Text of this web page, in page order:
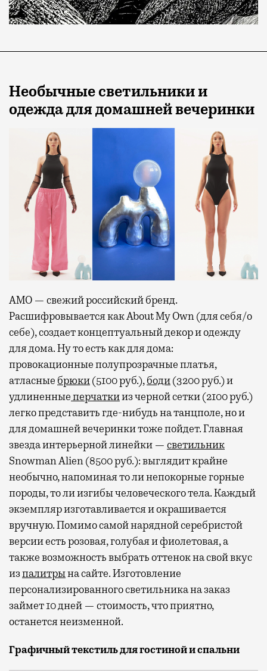
Необычные светильники и
одежда для домашней вечеринки
АМО — свежий российский бренд.
Расшифровывается как About My Own (для себя/о
себе), создает концептуальный декор и одежду
для дома. Ну то есть как для дома:
провокационные полупрозрачные платья,
атласные брюки(5100 руб.),боди(3200 руб.) и
удлиненныеперчаткииз черной сетки (2100 руб.)
легко представить где-нибудь на танцполе, но и
для домашней вечеринки тоже пойдет. Главная
звезда интерьерной линейки — светильник
Snowman Alien (8500 руб.): выглядит крайне
необычно, напоминая то ли непокорные горные
породы, то ли изгибы человеческого тела. Каждый
экземпляр изготавливается и окрашивается
вручную. Помимо самой нарядной серебристой
версии есть розовая, голубая и фиолетовая, а
также возможность выбрать оттенок на свой вкус
изпалитрына сайте. Изготовление
персонализированного светильника на заказ
займет 10 дней — стоимость, что приятно,
останется неизменной.
Графичный текстиль для гостиной и спальни